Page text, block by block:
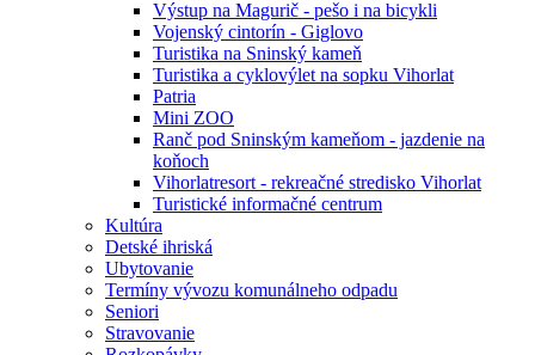
Výstup na Magurič - pešo i na bicykli
Vojenský cintorín - Giglovo
Turistika na Sninský kameň
Turistika a cyklovýlet na sopku Vihorlat
Patria
Mini ZOO
Ranč pod Sninským kameňom - jazdenie na
koňoch
Vihorlatresort - rekreačné stredisko Vihorlat
Turistické informačné centrum
Kultúra
Detské ihriská
Ubytovanie
Termíny vývozu komunálneho odpadu
Seniori
Stravovanie